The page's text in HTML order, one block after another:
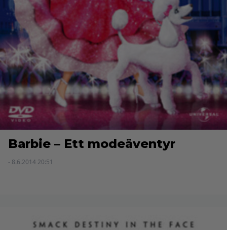
Barbie – Ett modeäventyr
- 8.6.2014 20:51